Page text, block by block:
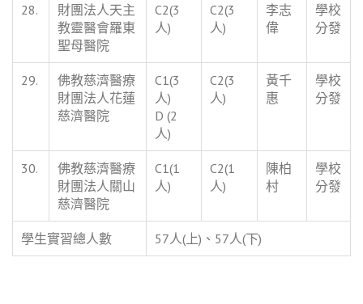
28.
財團法人天主
教靈醫會羅東
聖母醫院
C2(3
人)
C2(3
人)
李志
偉
學校
分發
29.
佛教慈濟醫療
財團法人花蓮
慈濟醫院
C1(3
人)
D (2
人)
C2(3
人)
黃千
惠
學校
分發
30.
佛教慈濟醫療
財團法人關山
慈濟醫院
C1(1
人)
C2(1
人)
陳柏
村
學校
分發
學生實習總人數 57人(上)、57人(下)